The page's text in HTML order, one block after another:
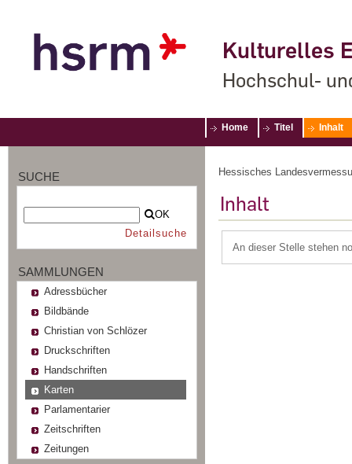
Kulturelles
Hochschul-
Home Titel Inhalt
SUCHE
OK
Detailsuche
SAMMLUNGEN
Adressbücher
Bildbände
Christian von Schlözer
Druckschriften
Handschriften
Karten
Parlamentarier
Zeitschriften
Zeitungen
Hessisches
Inhalt
An dieser Stelle stehen